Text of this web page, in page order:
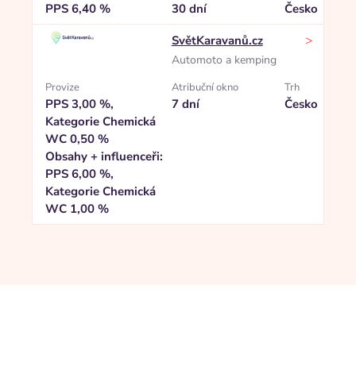
PPS 6,40 % 30 dní
Česko
SvětKaravanů.cz
Automoto a kemping
>
Provize
PPS 3,00 %,
Kategorie Chemická
WC 0,50 %
Obsahy + influenceři:
PPS 6,00 %,
Kategorie Chemická
WC 1,00 %
Atribuční okno
7 dní
Trh
Česko